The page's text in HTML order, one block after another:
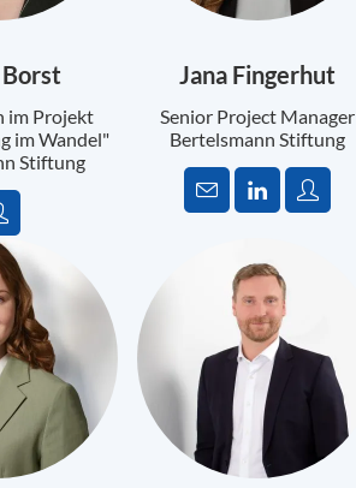
im Projekt
im Wandel"
Stiftung
Jana Fingerhut
Senior Project Manager
Bertelsmann Stiftung